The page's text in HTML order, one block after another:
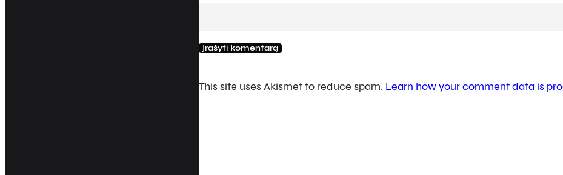
This site uses Akismet to reduce spam. Learn how your comment data is